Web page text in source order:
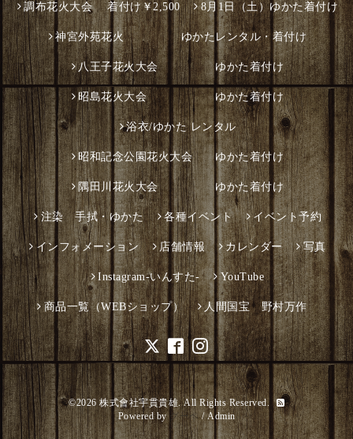
調布花火大会 着付け￥2,500 8月1日（土）ゆかた着付け
神宮外苑花火 ゆかたレンタル・着付け
八王子花火大会 ゆかた着付け
昭島花火大会 ゆかた着付け
浴衣/ゆかた レンタル
昭和記念公園花火大会 ゆかた着付け
隅田川花火大会 ゆかた着付け
注染 手拭・ゆかた 各種イベント イベント予約
インフォメーション 店舗情報 カレンダー 写真
Instagram-いんすた- YouTube
商品一覧（WEBショップ） 人間国宝 野村万作
©2026 株式會社宇貫貴雄. All Rights Reserved.
Powered by グーペ/Admin